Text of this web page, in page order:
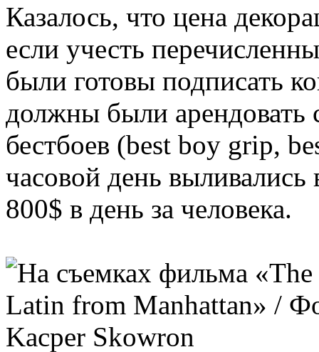
Казалось, что цена
если учесть
были готовы подписать
должны были арендовать
бестбоев (best boy grip,
часовой день
800$ в день за человека.